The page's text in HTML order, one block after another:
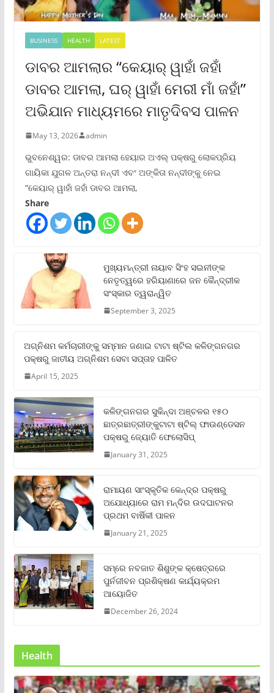
BUSINESS HEALTH LATEST
ଡାବର ଆମଲାର “କେୟାର୍ ୱାହାଁ ଜହାଁ
ଡାବର ଆମଲା, ଘର୍ ୱାହାଁ ମେରୀ ମାଁ ଜହାଁ”
ଅଭିଯାନ ମାଧ୍ୟମରେ ମାତୃଦିବସ ପାଳନ
May 13, 2026 admin
ଭୁବନେଶ୍ୱର: ଡାବର ଆମଲା ହେୟାର ଅଏଲ୍ ପକ୍ଷରୁ ଲୋକପ୍ରିୟ
ଗାୟିକା ଯୁଗଳ ଅନ୍ତରା ନନ୍ଦୀ ଏବଂ ଅଙ୍କିତା ନନ୍ଦୀଙ୍କୁ ନେଇ
“କେୟାର୍ ୱାହାଁ ଜହାଁ ଡାବର ଆମଲା,
Share
ମୁଖ୍ୟମନ୍ତ୍ରୀ ନାୟାବ ସିଂହ ସଇନୀଙ୍କ
ନେତୃତ୍ୱରେ ହରିୟାଣାରେ ଜନ କୈନ୍ଦ୍ରୀକ
ସଂସ୍କାର ତ୍ୱରାନ୍ୱିତ
September 3, 2025
ଅଗ୍ନିଶମ କର୍ମଚାରୀଙ୍କୁ ସମ୍ମାନ ଜଣାଇ ଟାଟା ଷ୍ଟିଲ କଳିଙ୍ଗନଗର
ପକ୍ଷରୁ ଜାତୀୟ ଅଗ୍ନିଶମ ସେବା ସପ୍ତାହ ପାଳିତ
April 15, 2025
କଳିଙ୍ଗନଗର ସୁକିନ୍ଦା ଅଞ୍ଚଳର ୧୫୦
ଛାତ୍ରଛାତ୍ରୀଙ୍କୁଟାଟା ଷ୍ଟିଲ୍ ଫାଉଣ୍ଡେସନ
ପକ୍ଷରୁ ଜ୍ୟୋତି ଫେଲୋସିପ୍‌
January 31, 2025
ରାମାୟଣ ସାଂସ୍କୃତିକ କେନ୍ଦ୍ର ପକ୍ଷରୁ
ଅଯୋଧ୍ୟାରେ ରାମ ମନ୍ଦିର ଉଦଘାଟନର
ପ୍ରଥମ ବାର୍ଷିକୀ ପାଳନ
January 21, 2025
ସମ୍‌ରେ ନବଜାତ ଶିଶୁଙ୍କ କ୍ଷେତ୍ରରେ
ପୁର୍ନଜୀବନ ପ୍ରଶିକ୍ଷଣ କାର୍ଯ୍ୟକ୍ରମ
ଆୟୋଜିତ
December 26, 2024
Health